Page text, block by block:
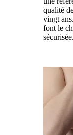
qualité
vingt
font le
sécurisée.